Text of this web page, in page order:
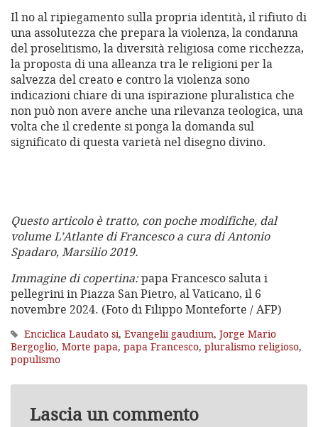
Il no al ripiegamento sulla propria identità, il rifiuto di
una assolutezza che prepara la violenza, la condanna
del proselitismo, la diversità religiosa come ricchezza,
la proposta di una alleanza tra le religioni per la
salvezza del creato e contro la violenza sono
indicazioni chiare di una ispirazione pluralistica che
non può non avere anche una rilevanza teologica, una
volta che il credente si ponga la domanda sul
significato di questa varietà nel disegno divino.
Questo articolo è tratto, con poche modifiche, dal
volume L’Atlante di Francesco a cura di Antonio
Spadaro, Marsilio 2019.
Immagine di copertina:papa Francesco saluta i
pellegrini in Piazza San Pietro, al Vaticano, il 6
novembre 2024. (Foto di Filippo Monteforte / AFP)
Enciclica Laudato si, Evangelii gaudium, Jorge Mario
Bergoglio, Morte papa, papa Francesco, pluralismo religioso,
populismo
Lascia un commento